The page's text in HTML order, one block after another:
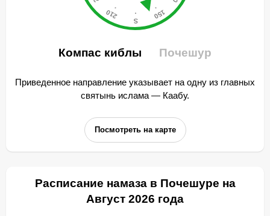
Компас киблы Почешур
Приведенное направление указывает на одну из главных
святынь ислама — Каабу.
Посмотреть на карте
Расписание намаза в Почешуре на
Август 2026 года